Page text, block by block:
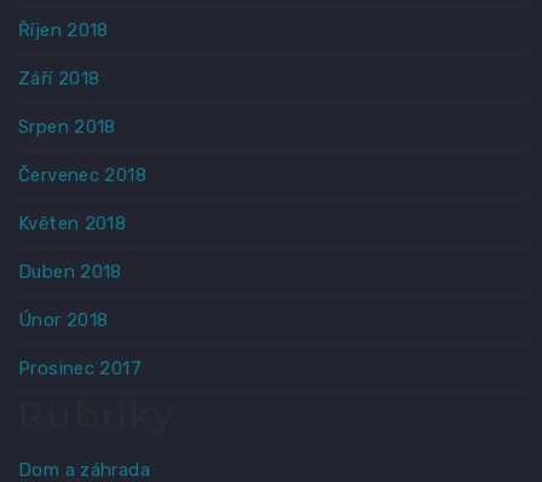
Říjen 2018
Září 2018
Srpen 2018
Červenec 2018
Květen 2018
Duben 2018
Únor 2018
Prosinec 2017
Dom a záhrada